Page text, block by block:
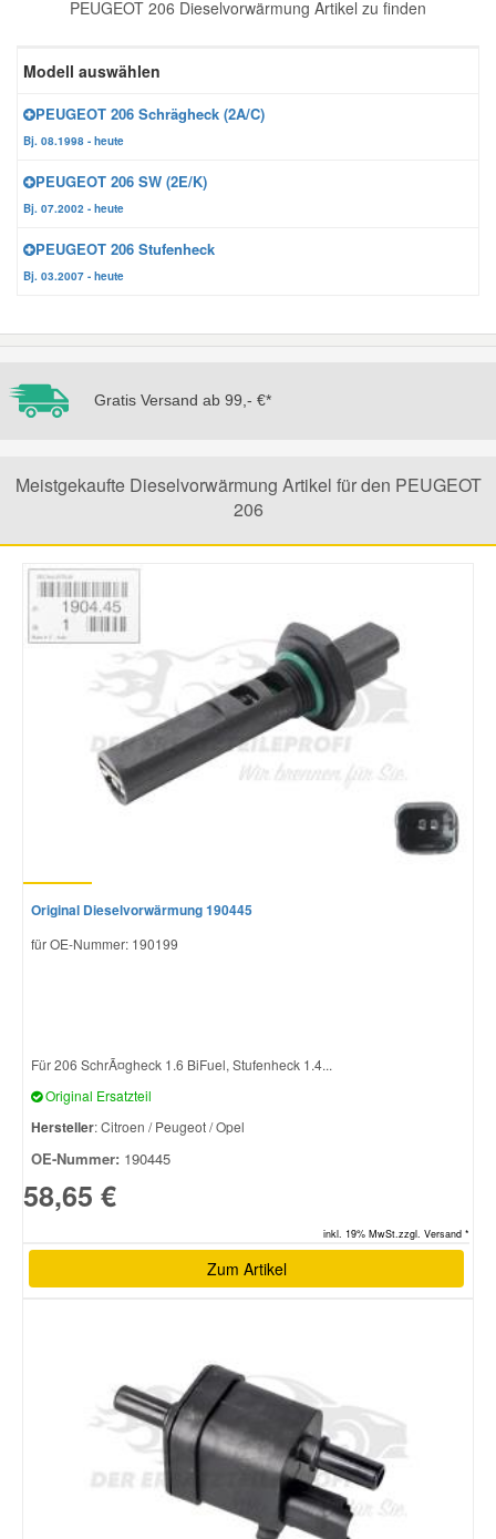
PEUGEOT 206 Dieselvorwärmung Artikel zu finden
Modell auswählen
PEUGEOT 206 Schrägheck (2A/C)
Bj. 08.1998 - heute
PEUGEOT 206 SW (2E/K)
Bj. 07.2002 - heute
PEUGEOT 206 Stufenheck
Bj. 03.2007 - heute
Gratis Versand ab 99,- €*
Meistgekaufte Dieselvorwärmung Artikel für den PEUGEOT
206
Original Dieselvorwärmung 190445
für OE-Nummer: 190199
Für 206 SchrÃ¤gheck 1.6 BiFuel, Stufenheck 1.4...
Original Ersatzteil
Hersteller: Citroen / Peugeot / Opel
OE-Nummer: 190445
58,65 €
inkl. 19% MwSt.zzgl. Versand *
Zum Artikel
Zündanlage und Glühanlage
Kia Ersatzteile
Lancia Ersatzteile
Mazda Ersatzteile
Mercedes Ersatzteile
Mini Ersatzteile
Mitsubishi Ersatzteile
Nissan Ersatzteile
Seat Ersatzteile